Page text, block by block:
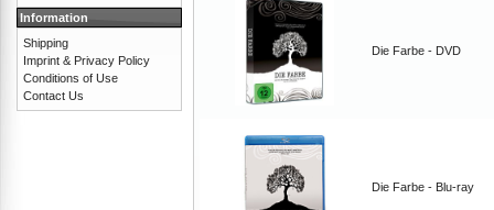
Die Farbe - DVD
Die Farbe - Blu-ray
Information
Shipping
Imprint & Privacy Policy
Conditions of Use
Contact Us